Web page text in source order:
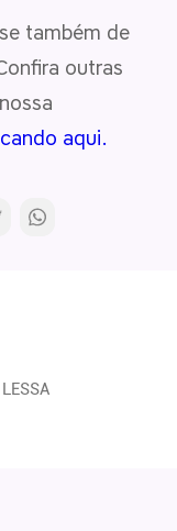
também de
outras
aqui.